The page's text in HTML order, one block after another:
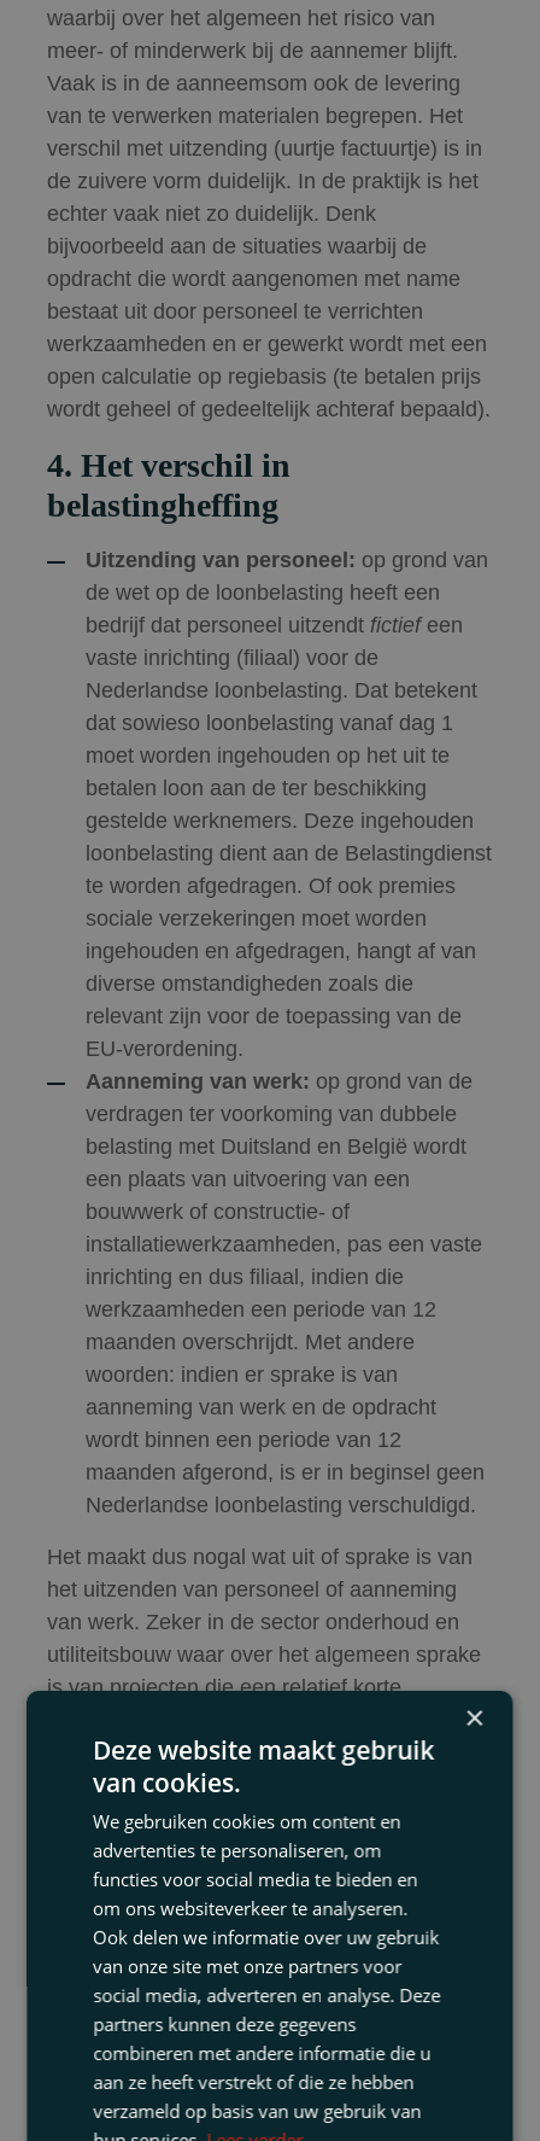
waarbij over het algemeen het risico van
meer- of minderwerk bij de aannemer blijft.
Vaak is in de aanneemsom ook de levering
van te verwerken materialen begrepen. Het
verschil met uitzending (uurtje factuurtje) is in
de zuivere vorm duidelijk. In de praktijk is het
echter vaak niet zo duidelijk. Denk
bijvoorbeeld aan de situaties waarbij de
opdracht die wordt aangenomen met name
bestaat uit door personeel te verrichten
werkzaamheden en er gewerkt wordt met een
open calculatie op regiebasis (te betalen prijs
wordt geheel of gedeeltelijk achteraf bepaald).
4. Het verschil in
belastingheffing
Uitzending van personeel: op grond van
de wet op de loonbelasting heeft een
bedrijf dat personeel uitzendt fictief een
vaste inrichting (filiaal) voor de
Nederlandse loonbelasting. Dat betekent
dat sowieso loonbelasting vanaf dag 1
moet worden ingehouden op het uit te
betalen loon aan de ter beschikking
gestelde werknemers. Deze ingehouden
loonbelasting dient aan de Belastingdienst
te worden afgedragen. Of ook premies
sociale verzekeringen moet worden
ingehouden en afgedragen, hangt af van
diverse omstandigheden zoals die
relevant zijn voor de toepassing van de
EU-verordening.
Aanneming van werk: op grond van de
verdragen ter voorkoming van dubbele
belasting met Duitsland en België wordt
een plaats van uitvoering van een
bouwwerk of constructie- of
installatiewerkzaamheden, pas een vaste
inrichting en dus filiaal, indien die
werkzaamheden een periode van 12
maanden overschrijdt. Met andere
woorden: indien er sprake is van
aanneming van werk en de opdracht
wordt binnen een periode van 12
maanden afgerond, is er in beginsel geen
Nederlandse loonbelasting verschuldigd.
Het maakt dus nogal wat uit of sprake is van
het uitzenden van personeel of aanneming
van werk. Zeker in de sector onderhoud en
utiliteitsbouw waar over het algemeen sprake
is van projecten die een relatief korte
5. Tot slot
Het verschil tussen uitzenden en aanneming
van werk is niet alleen relevant voor de
opdrachtnemer in verband met het eventueel
verschuldigd zijn van Nederlandse
loonheffingen, maar is ook van belang voor de
Nederlandse opdracht gever
. Indien namelijk
in Nederland loonheffingen verschuldigd zijn
maar niet worden afgedragen, kan de
Nederlandse opdrachtgever op grond van de
zogenaamde inlenersaansprakelijkheid of
×
Deze website maakt gebruik
van cookies.
We gebruiken cookies om content en
advertenties te personaliseren, om
functies voor social media te bieden en
om ons websiteverkeer te analyseren.
Ook delen we informatie over uw gebruik
van onze site met onze partners voor
social media, adverteren en analyse. Deze
partners kunnen deze gegevens
combineren met andere informatie die u
aan ze heeft verstrekt of die ze hebben
verzameld op basis van uw gebruik van